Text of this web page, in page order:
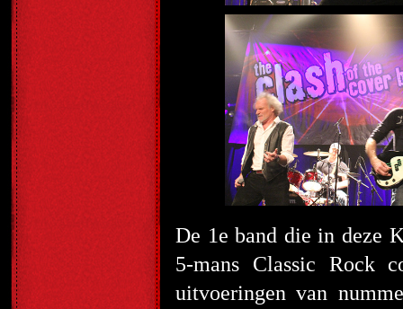
De 1e band die in deze
5-mans Classic Rock
uitvoeringen van